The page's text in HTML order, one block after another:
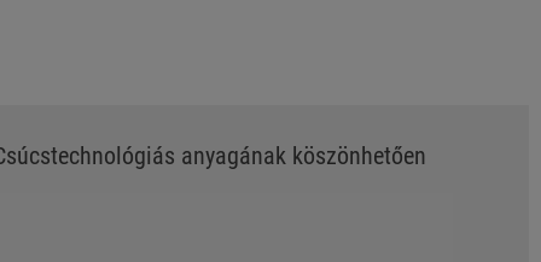
anyagának köszönhetően